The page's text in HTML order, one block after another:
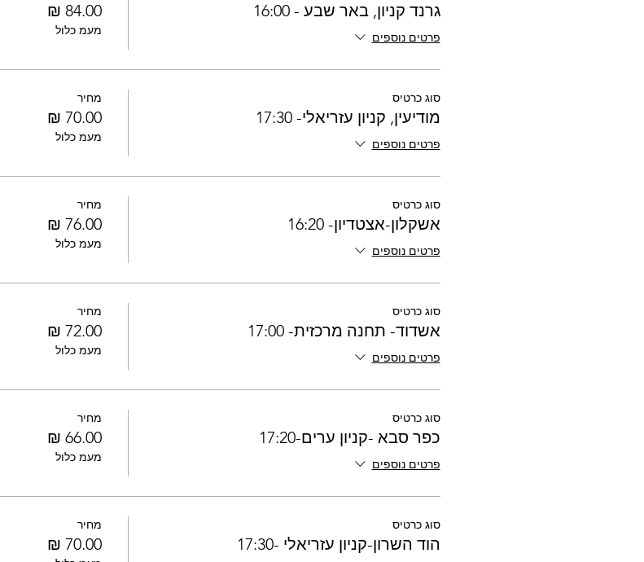
גרנד קניון, באר שבע - 16:00
פרטים נוספים
מעמ כלול
סוג כרטיס
מודיעין, קניון עזריאלי- 17:30
פרטים נוספים
מחיר
מעמ כלול
סוג כרטיס
אשקלון-אצטדיון- 16:20
פרטים נוספים
מחיר
מעמ כלול
סוג כרטיס
אשדוד- תחנה מרכזית- 17:00
פרטים נוספים
מחיר
מעמ כלול
סוג כרטיס
כפר סבא -קניון ערים-17:20
פרטים נוספים
מחיר
מעמ כלול
סוג כרטיס
הוד השרון-קניון עזריאלי -17:30
מחיר